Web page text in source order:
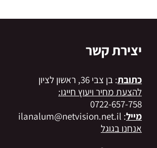
יצירת קשר
כתובת: בן צבי 36, ראשון לציון
להצעת מחיר ויעוץ חייגו:
0722-657-758
מייל: ilanalum@netvision.net.il
אנחנו בגוגל